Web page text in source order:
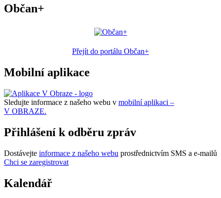
Občan+
Přejít do portálu Občan+
Mobilní aplikace
Sledujte informace z našeho webu v mobilní aplikaci –
V OBRAZE.
Přihlášení k odběru zpráv
Dostávejte informace z našeho webu prostřednictvím SMS a e-mailů
Chci se zaregistrovat
Kalendář